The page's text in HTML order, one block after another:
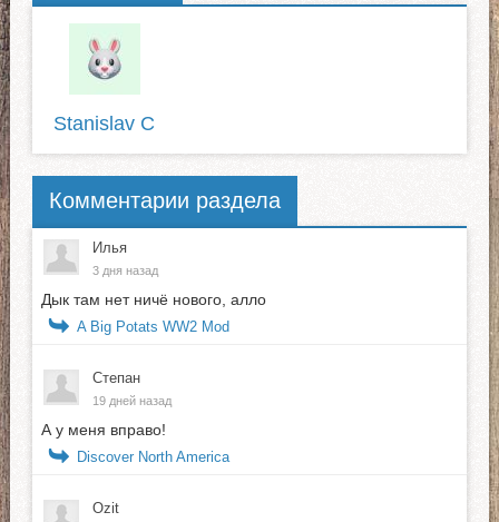
Stanislav C
Комментарии раздела
Илья
3 дня назад
Дык там нет ничё нового, алло
A Big Potats WW2 Mod
Степан
19 дней назад
А у меня вправо!
Discover North America
Ozit